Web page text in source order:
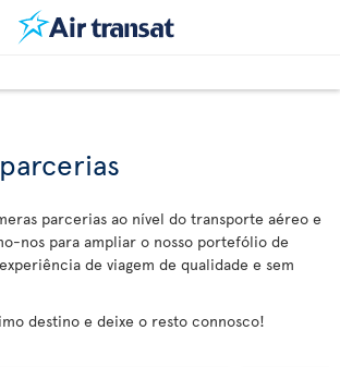
parcerias ao nível do transporte aéreo e
nos para ampliar o nosso portefólio de
de viagem de qualidade e sem
destino e deixe o resto connosco!